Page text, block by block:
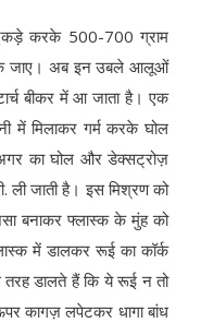
करके 500-700 ग्राम
जाए। अब इन उबले आलूओं
बीकर में आ जाता है। एक
में मिलाकर गर्म करके घोल
का घोल और डेक्सट्रोज़
ली जाती है। इस मिश्रण को
बनाकर फ्लास्क के मुंह को
में डालकर रूई का कॉर्क
डालते हैं कि ये रूई न तो
कागज़ लपेटकर धागा बांध